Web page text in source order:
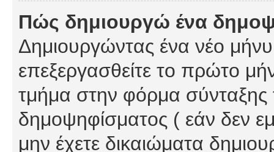
Πώς δημιουργώ ένα
Δημιουργώντας ένα νέο
επεξεργασθείτε το πρώτο
τμήμα στην φόρμα σύνταξης
δημοψηφίσματος ( εάν δεν
μην έχετε δικαιώματα